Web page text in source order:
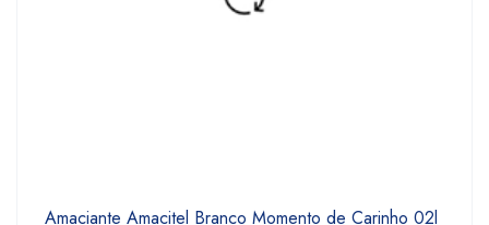
Amaciante Amacitel Branco Momento de Carinho 02l